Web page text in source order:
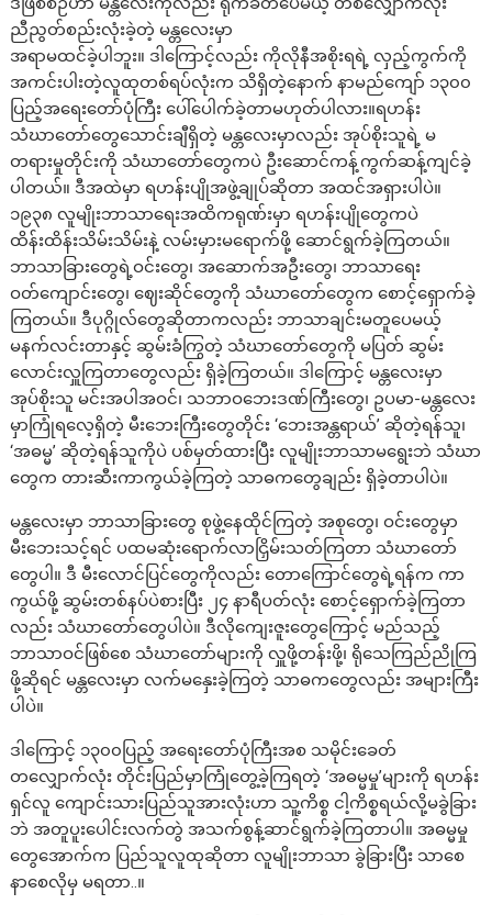
ညီညွတ်စည်းလုံးခဲ့တဲ့ မန္တလေးမှာ
အရာမထင်ခဲ့ပါဘူး။ ဒါကြောင့်လည်း ကိုလိုနီအစိုးရရဲ့ လှည့်ကွက်ကို
အကင်းပါးတဲ့လူထုတစ်ရပ်လုံးက သိရှိတဲ့နောက် နာမည်ကျော် ၁၃၀၀
ပြည့်အရေးတော်ပုံကြီး ပေါ်ပေါက်ခဲ့တာမဟုတ်ပါလား။ရဟန်း
သံဃာတော်တွေသောင်းချီရှိတဲ့ မန္တလေးမှာလည်း အုပ်စိုးသူရဲ့ မ
တရားမှုတိုင်းကို သံဃာတော်တွေကပဲ ဦးဆောင်ကန့်ကွက်ဆန့်ကျင်ခဲ့
ပါတယ်။ ဒီအထဲမှာ ရဟန်းပျိုအဖွဲ့ချုပ်ဆိုတာ အထင်အရှားပါပဲ။
၁၉၃၈ လူမျိုးဘာသာရေးအထိကရုဏ်းမှာ ရဟန်းပျိုတွေကပဲ
ထိန်းထိန်းသိမ်းသိမ်းနဲ့ လမ်းမှားမရောက်ဖို့ ဆောင်ရွက်ခဲ့ကြတယ်။
ဘာသာခြားတွေရဲ့ဝင်းတွေ၊ အဆောက်အဦးတွေ၊ ဘာသာရေး
ဝတ်ကျောင်းတွေ၊ ဈေးဆိုင်တွေကို သံဃာတော်တွေက စောင့်ရှောက်ခဲ့
ကြတယ်။ ဒီပုဂ္ဂိုလ်တွေဆိုတာကလည်း ဘာသာချင်းမတူပေမယ့်
မနက်လင်းတာနှင့် ဆွမ်းခံကြွတဲ့ သံဃာတော်တွေကို မပြတ် ဆွမ်း
လောင်းလှူကြတာတွေလည်း ရှိခဲ့ကြတယ်။ ဒါကြောင့် မန္တလေးမှာ
အုပ်စိုးသူ မင်းအပါအဝင်၊ သဘာဝဘေးဒဏ်ကြီးတွေ၊ ဥပမာ-မန္တလေး
မှာကြုံရလေ့ရှိတဲ့ မီးဘေးကြီးတွေတိုင်း ‘ဘေးအန္တရာယ်’ ဆိုတဲ့ရန်သူ၊
‘အဓမ္မ’ ဆိုတဲ့ရန်သူကိုပဲ ပစ်မှတ်ထားပြီး လူမျိုးဘာသာမရွေးဘဲ သံဃာ
တွေက တားဆီးကာကွယ်ခဲ့ကြတဲ့ သာဓကတွေချည်း ရှိခဲ့တာပါပဲ။
မန္တလေးမှာ ဘာသာခြားတွေ စုဖွဲ့နေထိုင်ကြတဲ့ အစုတွေ၊ ဝင်းတွေမှာ
မီးဘေးသင့်ရင် ပထမဆုံးရောက်လာငြှိမ်းသတ်ကြတာ သံဃာတော်
တွေပါ။ ဒီ မီးလောင်ပြင်တွေကိုလည်း တောကြောင်တွေရဲ့ရန်က ကာ
ကွယ်ဖို့ ဆွမ်းတစ်နပ်ပဲစားပြီး ၂၄ နာရီပတ်လုံး စောင့်ရှောက်ခဲ့ကြတာ
လည်း သံဃာတော်တွေပါပဲ။ ဒီလိုကျေးဇူးတွေကြောင့် မည်သည့်
ဘာသာဝင်ဖြစ်စေ သံဃာတော်များကို လှူဖို့တန်းဖို့၊ ရိုသေကြည်ညိုကြ
ဖို့ဆိုရင် မန္တလေးမှာ လက်မနှေးခဲ့ကြတဲ့ သာဓကတွေလည်း အများကြီး
ပါပဲ။
ဒါကြောင့် ၁၃၀၀ပြည့် အရေးတော်ပုံကြီးအစ သမိုင်းခေတ်
တလျှောက်လုံး တိုင်းပြည်မှာကြုံတွေ့ခဲ့ကြရတဲ့ ‘အဓမ္မမှု’များကို ရဟန်း
ရှင်လူ ကျောင်းသားပြည်သူအားလုံးဟာ သူ့ကိစ္စ ငါ့ကိစ္စရယ်လို့မခွဲခြား
ဘဲ အတူပူးပေါင်းလက်တွဲ အသက်စွန့်ဆာင်ရွက်ခဲ့ကြတာပါ။ အဓမ္မမှု
တွေအောက်က ပြည်သူလူထုဆိုတာ လူမျိုးဘာသာ ခွဲခြားပြီး သာစေ
နာစေလိုမှ မရတာ..။